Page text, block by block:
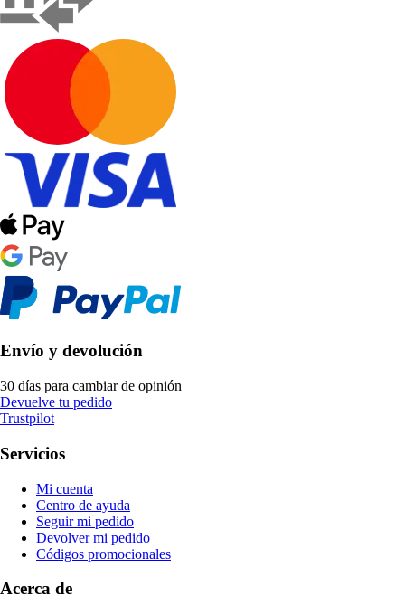
Envío y devolución
30 días para cambiar de opinión
Devuelve tu pedido
Trustpilot
Servicios
Mi cuenta
Centro de ayuda
Seguir mi pedido
Devolver mi pedido
Códigos promocionales
Acerca de